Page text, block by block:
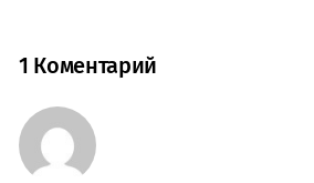
1 Коментарий